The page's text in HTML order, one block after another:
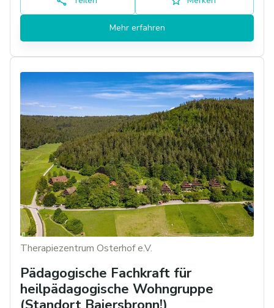
Mehr erfahren
Therapiezentrum Osterhof e.V.
Pädagogische Fachkraft für
heilpädagogische Wohngruppe